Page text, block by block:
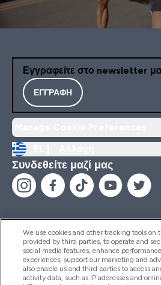
Εγγραφείτε στο newsletter
ΕΓΓΡΑΦΉ
Συνδεθείτε μαζί μας
Βοήθεια & Πληροφορίες
We use cookies and other tracking tools on
provided by third parties, to operate and
social media features, enhance
experiences, support our marketing and
also enable us and third parties to access
activity data, such as IP addresses and